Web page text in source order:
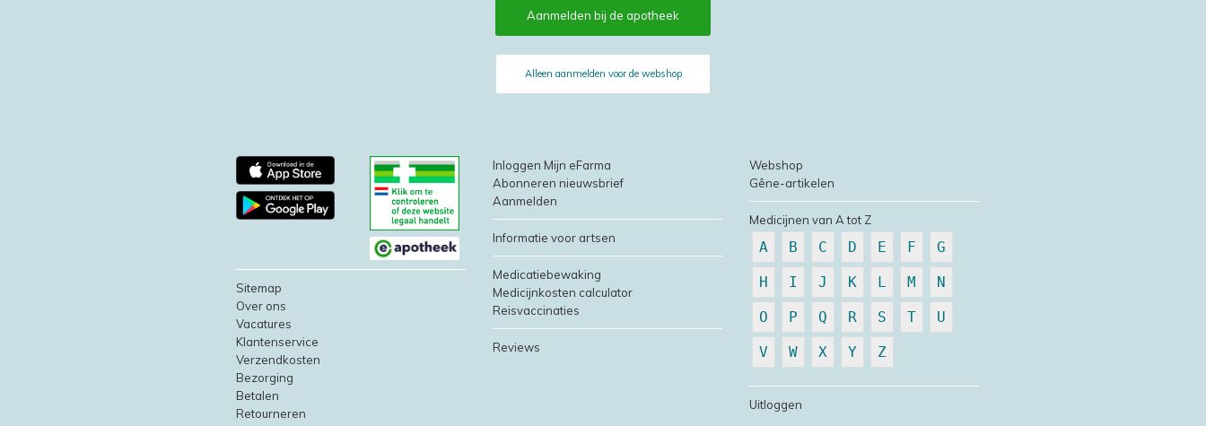
Aanmelden bij de apotheek
Alleen aanmelden voor de webshop
Sitemap
Over ons
Vacatures
Klantenservice
Verzendkosten
Bezorging
Betalen
Retourneren
Inloggen Mijn eFarma
Abonneren nieuwsbrief
Aanmelden
Informatie voor artsen
Medicatiebewaking
Medicijnkosten calculator
Reisvaccinaties
Reviews
Webshop
Gêne-artikelen
Medicijnen van A tot Z
A B C D E F G
H I J K L M N
O P Q R S T U
V W X Y Z
Uitloggen